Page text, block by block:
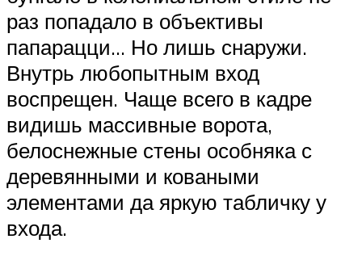
раз попадало в объективы
папарацци… Но лишь снаружи.
Внутрь любопытным вход
воспрещен. Чаще всего в кадре
видишь массивные ворота,
белоснежные стены особняка с
деревянными и коваными
элементами да яркую табличку у
входа.